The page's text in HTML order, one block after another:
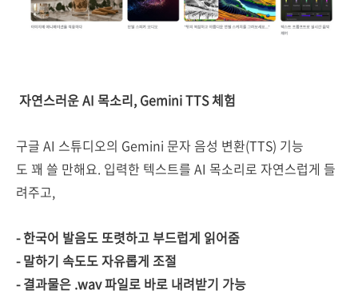
자연스러운 AI 목소리, Gemini TTS 체험
구글 AI 스튜디오의 Gemini 문자 음성 변환(TTS) 기능
도 꽤 쓸 만해요. 입력한 텍스트를 AI 목소리로 자연스럽게 들
려주고,
- 한국어 발음도 또렷하고 부드럽게 읽어줌
- 말하기 속도도 자유롭게 조절
- 결과물은 .wav 파일로 바로 내려받기 가능